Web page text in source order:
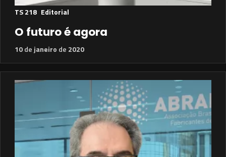
TS 218 Editorial
O futuro é agora
10de janeiro de 2020